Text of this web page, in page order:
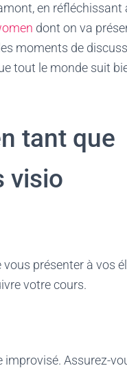
en réfléchissant
dont on va
moments de
tout le monde suit
tant que
visio
présenter à vos
votre cours.
Assurez-